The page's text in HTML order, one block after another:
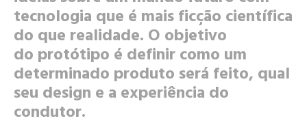
tecnologia que é mais ficção científica
do que realidade. O objetivo
do protótipo é definir como um
determinado produto será feito, qual
seu design e a experiência do
condutor.